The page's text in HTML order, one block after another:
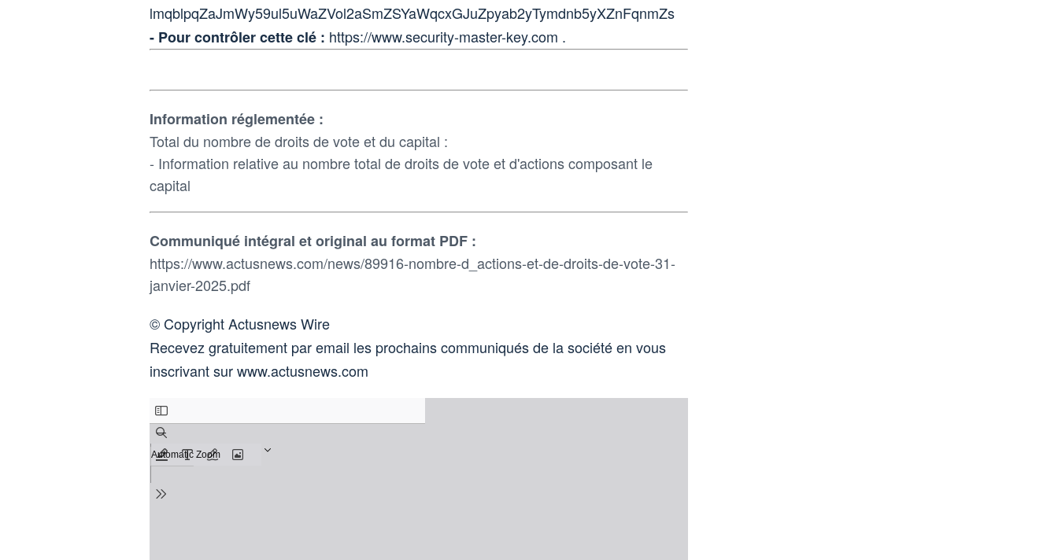
lmqblpqZaJmWy59ul5uWaZVol2aSmZSYaWqcxGJuZpyab2yTymdnb5yXZnFqnmZs
- Pour contrôler cette clé : https://www.security-master-key.com .
Information réglementée :
Total du nombre de droits de vote et du capital :
- Information relative au nombre total de droits de vote et d'actions composant le
capital
Communiqué intégral et original au format PDF :
https://www.actusnews.com/news/89916-nombre-d_actions-et-de-droits-de-vote-31-
janvier-2025.pdf
© Copyright Actusnews Wire
Recevez gratuitement par email les prochains communiqués de la société en vous
inscrivant sur www.actusnews.com